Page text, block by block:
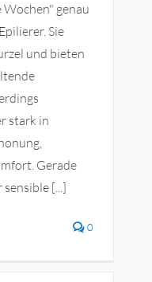
genau
Sie
und bieten
stark in
Gerade
[...]
0